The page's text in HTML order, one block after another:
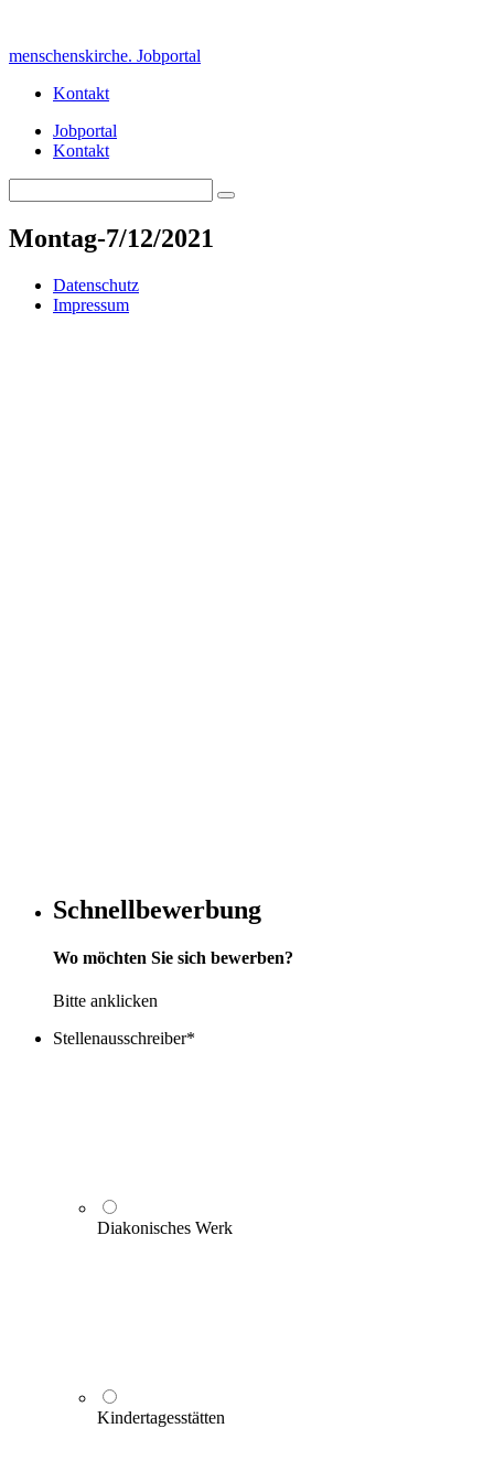
content
menschenskirche. Jobportal
Kontakt
Jobportal
Kontakt
for:
Search
Montag-7/12/2021
Datenschutz
Impressum
Schnellbewerbung
Wo möchten Sie sich bewerben?
Bitte anklicken
Stellenausschreiber*
Diakonisches Werk
Kindertagesstätten